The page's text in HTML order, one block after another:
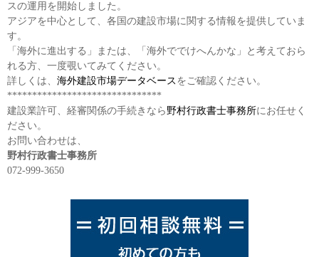
スの運用を開始しました。
アジアを中心として、各国の建設市場に関する情報を提供していま
す。
「海外に進出する」または、「海外ででけへんかな」と考えておら
れる方、一度覗いてみてください。
詳しくは、 海外建設市場データベース をご確認ください。
*******************************
建設業許可、経審関係の手続きなら野村行政書士事務所にお任せく
ださい。
お問い合わせは、
野村行政書士事務所
072-999-3650